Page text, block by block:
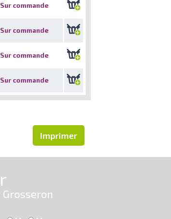
Sur commande
Sur commande
Sur commande
Sur commande
Imprimer